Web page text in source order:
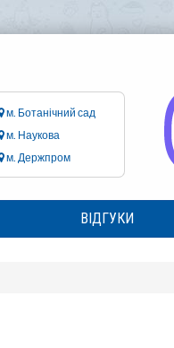
м. Ботанічний сад
м. Наукова
м. Держпром
ВІДГУКИ